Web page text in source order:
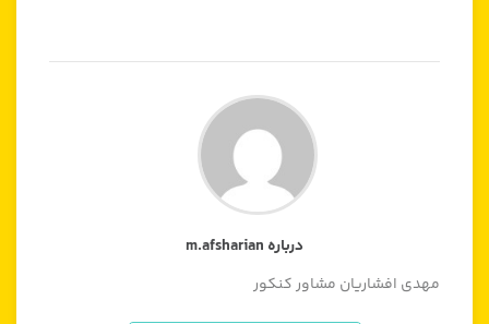
درباره m.afsharian
مهدی افشاریان مشاور کنکور